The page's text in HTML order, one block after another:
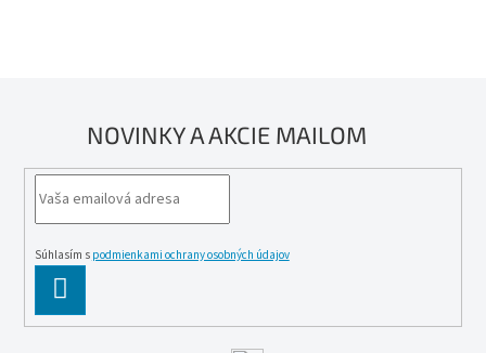
NOVINKY A AKCIE MAILOM
Súhlasím s podmienkami ochrany osobných údajov
SE